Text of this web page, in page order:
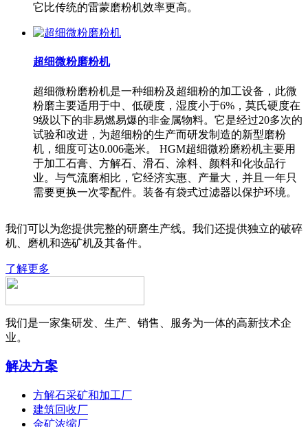
它比传统的雷蒙磨粉机效率更高。
超细微粉磨粉机
超细微粉磨粉机是一种细粉及超细粉的加工设备，此微
粉磨主要适用于中、低硬度，湿度小于6%，莫氏硬度在
9级以下的非易燃易爆的非金属物料。它是经过20多次的
试验和改进，为超细粉的生产而研发制造的新型磨粉
机，细度可达0.006毫米。 HGM超细微粉磨粉机主要用
于加工石膏、方解石、滑石、涂料、颜料和化妆品行
业。与气流磨相比，它经济实惠、产量大，并且一年只
需要更换一次零配件。装备有袋式过滤器以保护环境。
我们可以为您提供完整的研磨生产线。我们还提供独立的破碎
机、磨机和选矿机及其备件。
了解更多
我们是一家集研发、生产、销售、服务为一体的高新技术企
业。
解决方案
方解石采矿和加工厂
建筑回收厂
金矿浓缩厂